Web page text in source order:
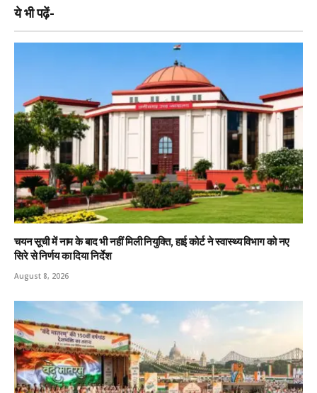
ये भी पढ़ें-
चयन सूची में नाम के बाद भी नहीं मिली नियुक्ति, हाई कोर्ट ने स्वास्थ्य विभाग को नए
सिरे से निर्णय का दिया निर्देश
August 8, 2026